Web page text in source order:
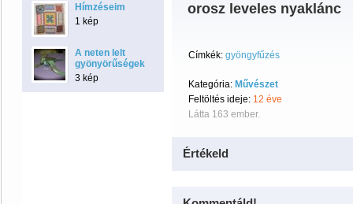
Hímzéseim
1 kép
A neten lelt
gyönyörűségek
3 kép
orosz leveles nyaklánc
Címkék: gyöngyfűzés
Kategória: Művészet
Feltöltés ideje: 12 éve
Látta 163 ember.
Értékeld